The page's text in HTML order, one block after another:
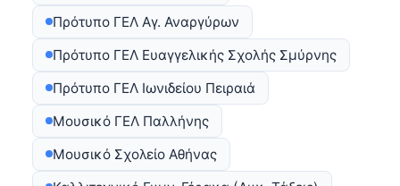
Πρότυπο ΓΕΛ Αγ. Αναργύρων
Πρότυπο ΓΕΛ Ευαγγελικής Σχολής Σμύρνης
Πρότυπο ΓΕΛ Ιωνιδείου Πειραιά
Μουσικό ΓΕΛ Παλλήνης
Μουσικό Σχολείο Αθήνας